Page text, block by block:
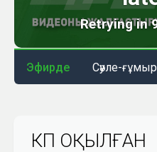
Эфирде Сәуле-ғұмыр
КӨП ОҚЫЛҒАН